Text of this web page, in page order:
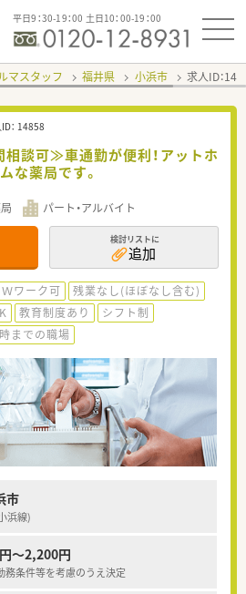
平日9：30-19：00 土日10：00-19：00
マスタッフ 福井県 小浜市 求人ID：
： 14858
相談可≫車通勤が便利！アットホ
な薬局です。
パート・アルバイト
検討リストに
追加
Ｗワーク可
残業なし(ほぼなし含む)
教育制度あり
シフト制
までの職場
市
浜線)
～2,200円
務条件等を考慮のうえ決定